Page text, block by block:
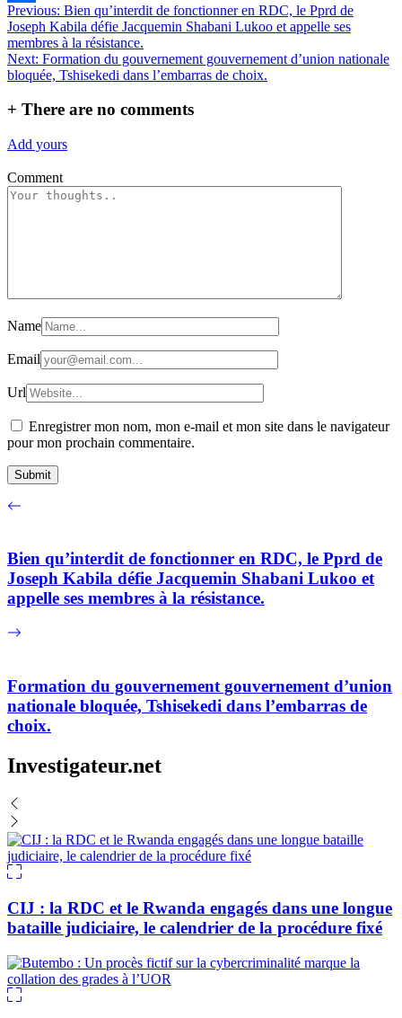
Partager
Navigation
de
l’article
Previous: Bien qu’interdit de fonctionner en RDC, le Pprd de
Joseph Kabila défie Jacquemin Shabani Lukoo et appelle ses
membres à la résistance.
Next: Formation du gouvernement gouvernement d’union nationale
bloquée, Tshisekedi dans l’embarras de choix.
+ There are no comments
Add yours
Comment
Name
Email
Url
Enregistrer mon nom, mon e-mail et mon site dans le navigateur
pour mon prochain commentaire.
Bien qu’interdit de fonctionner en RDC, le Pprd de
Joseph Kabila défie Jacquemin Shabani Lukoo et
appelle ses membres à la résistance.
Formation du gouvernement gouvernement d’union
nationale bloquée, Tshisekedi dans l’embarras de
choix.
Investigateur.net
CIJ : la RDC et le Rwanda engagés dans une longue
bataille judiciaire, le calendrier de la procédure fixé